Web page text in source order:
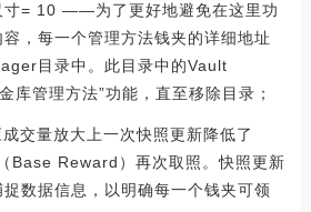
= 10 ——为了更好地避免在这里功
，每一个管理方法钱夹的详细地址
目录中。此目录中的Vault
库管理方法”功能，直至移除目录；
交量放大上一次快照更新降低了
Base Reward）再次取照。快照更新
数据信息，以明确每一个钱夹可领